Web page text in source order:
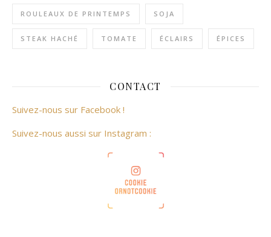
ROULEAUX DE PRINTEMPS SOJA
STEAK HACHÉ TOMATE ÉCLAIRS ÉPICES
CONTACT
Suivez-nous sur Facebook !
Suivez-nous aussi sur Instagram :